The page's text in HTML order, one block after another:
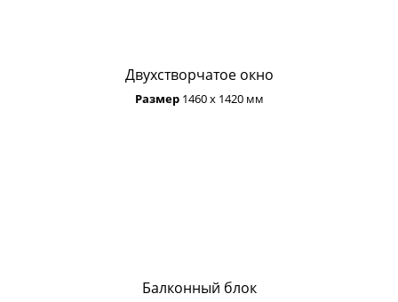
Двухстворчатое окно
Размер1460 х 1420 мм
Балконный блок